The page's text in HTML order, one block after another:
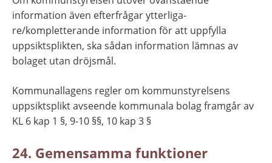
information även efterfrågar ytterliga-
re/kompletterande information för att uppfylla
uppsiktsplikten, ska sådan information lämnas av
bolaget utan dröjsmål.
Kommunallagens regler om kommunstyrelsens
uppsiktsplikt avseende kommunala bolag framgår av
KL 6 kap 1 §, 9-10 §§, 10 kap 3 §
24. Gemensamma funktioner